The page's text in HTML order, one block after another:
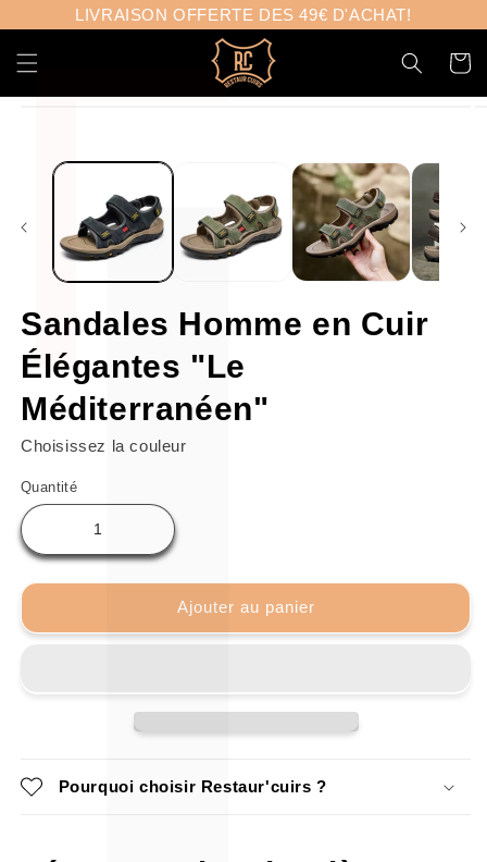
Γ
passer
contenu
LIVRAISON OFFERTE DES 49€ D'ACHAT!
Panier
Sandales Homme en Cuir
Élégantes "Le
Méditerranéen"
Choisissez la couleur
Quantité
Ajouter au panier
Pourquoi choisir Restaur'cuirs ?